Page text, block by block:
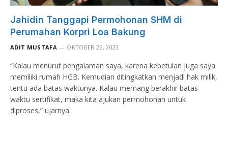
Jahidin Tanggapi Permohonan SHM di
Perumahan Korpri Loa Bakung
ADIT MUSTAFA OKTOBER 26, 2023
“Kalau menurut pengalaman saya, karena kebetulan juga saya
memiliki rumah HGB. Kemudian ditingkatkan menjadi hak milik,
tentu ada batas waktunya. Kalau memang berakhir batas
waktu sertifikat, maka kita ajukan permohonan untuk
diproses,” ujarnya.